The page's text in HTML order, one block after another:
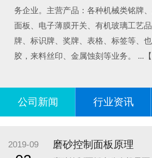
务企业。主营产品：各种机械类铭牌
面板、电子薄膜开关、有机玻璃工艺
牌、标识牌、奖牌、表格、标签等、
胶，来料丝印、金属蚀刻等业务。 ...【
公司新闻 行业资讯
2019-09 磨砂控制面板原理